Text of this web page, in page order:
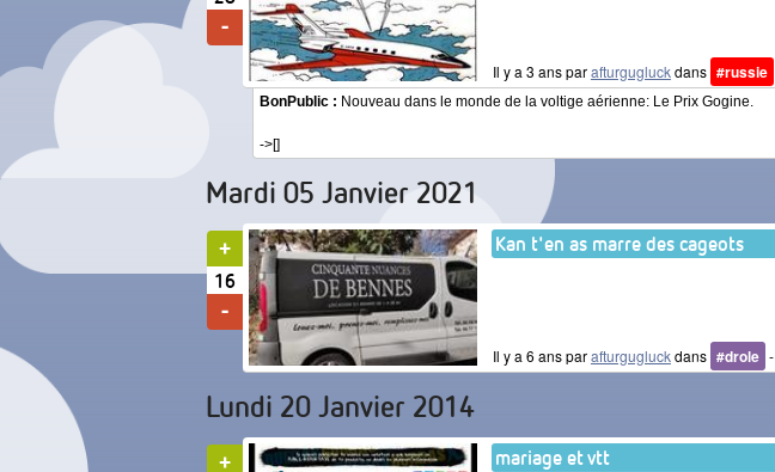
Il y a 3 ans parafturgugluckdans #russie
BonPublic : Nouveau dans le monde de la voltige aérienne: Le Prix Gogine.
->[]
Mardi 05 Janvier 2021
Kan t'en as marre des cageots
Il y a 6 ans parafturgugluckdans #drole -
16
Lundi 20 Janvier 2014
mariage et vtt